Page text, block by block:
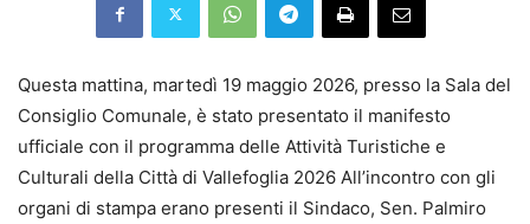
Questa mattina, martedì 19 maggio 2026, presso la Sala del
Consiglio Comunale, è stato presentato il manifesto
ufficiale con il programma delle Attività Turistiche e
Culturali della Città di Vallefoglia 2026 All’incontro con gli
organi di stampa erano presenti il Sindaco, Sen. Palmiro